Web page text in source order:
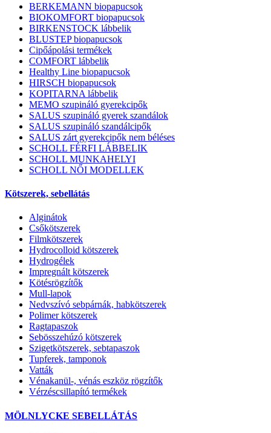
BERKEMANN biopapucsok
BIOKOMFORT biopapucsok
BIRKENSTOCK lábbelik
BLUSTEP biopapucsok
Cipőápolási termékek
COMFORT lábbelik
Healthy Line biopapucsok
HIRSCH biopapucsok
KOPITARNA lábbelik
MEMO szupináló gyerekcipők
SALUS szupináló gyerek szandálok
SALUS szupináló szandálcipők
SALUS zárt gyerekcipők nem béléses
SCHOLL FÉRFI LÁBBELIK
SCHOLL MUNKAHELYI
SCHOLL NŐI MODELLEK
Kötszerek, sebellátás
Alginátok
Csőkötszerek
Filmkötszerek
Hydrocolloid kötszerek
Hydrogélek
Impregnált kötszerek
Kötésrögzítők
Mull-lapok
Nedvszívó sebpárnák, habkötszerek
Polimer kötszerek
Ragtapaszok
Sebösszehúzó kötszerek
Szigetkötszerek, sebtapaszok
Tupferek, tamponok
Vatták
Vénakanül-, vénás eszköz rögzítők
Vérzéscsillapító termékek
MÖLNLYCKE SEBELLÁTÁS